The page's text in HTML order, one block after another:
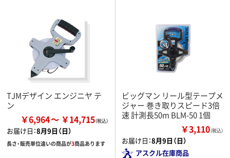
TJMデザイン エンジニヤ テ
ン
￥6,964 ￥14,715
お届け日：8月9日（日）
長さ・販売単位違いの商品が3商品あります
ビッグマン リール型テープメ
ジャー 巻き取りスピード3倍
速 計測長50m BLM-50 1個
￥3,110（税込）
お届け日：8月9日（日）
アスクル在庫商品